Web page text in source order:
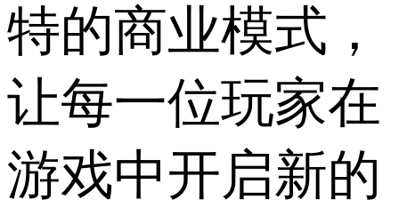
特的商业模式，
让每一位玩家在
游戏中开启新的